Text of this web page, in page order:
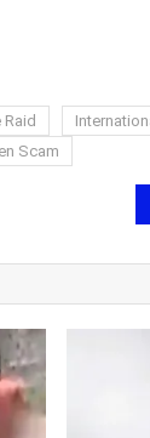
Raid
Scam